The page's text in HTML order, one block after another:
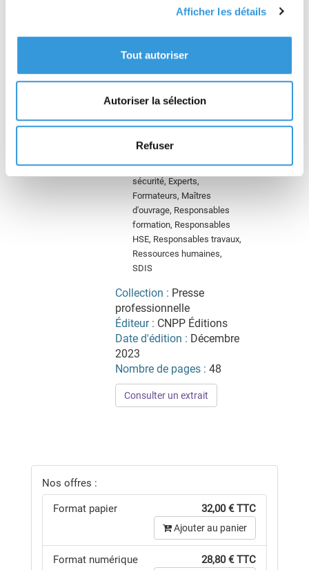
Afficher les détails
Tout autoriser
Autoriser la sélection
Refuser
Magazine Face au Risque
Face au Risque n°
598 - Décembre
2023-2024 Zones de
Assureurs, Consultants
sécurité, Directeurs
sécurité, Experts,
Formateurs, Maîtres
d'ouvrage, Responsables
formation, Responsables
HSE, Responsables travaux,
Ressources humaines,
SDIS
Collection : Presse
professionnelle
Éditeur : CNPP Éditions
Date d'édition : Décembre
2023
Nombre de pages : 48
Consulter un extrait
Nos offres :
Format papier 32,00 € TTC
Ajouter au panier
Format numérique 28,80 € TTC